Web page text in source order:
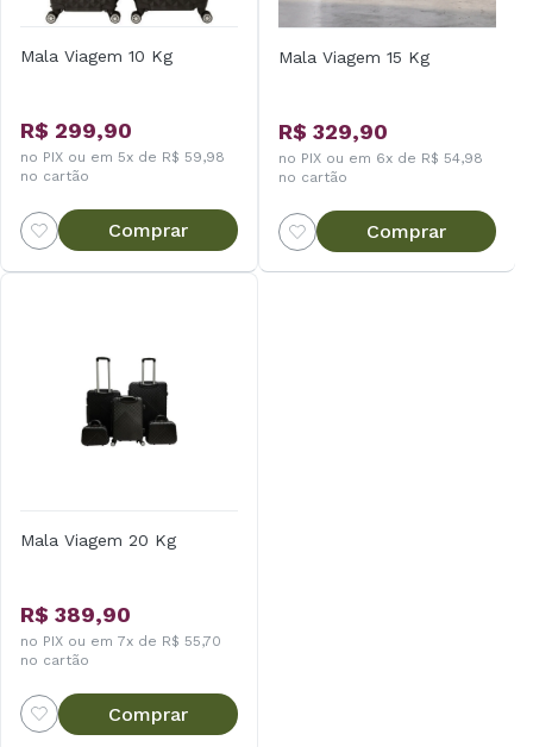
Mala Viagem 10 Kg
R$ 299,90
no PIX ou em 5x de R$ 59,98
no cartão
Comprar
Mala Viagem 15 Kg
R$ 329,90
no PIX ou em 6x de R$ 54,98
no cartão
Comprar
Mala Viagem 20 Kg
R$ 389,90
no PIX ou em 7x de R$ 55,70
no cartão
Comprar